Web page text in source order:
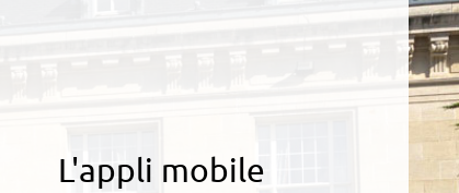
L'appli mobile